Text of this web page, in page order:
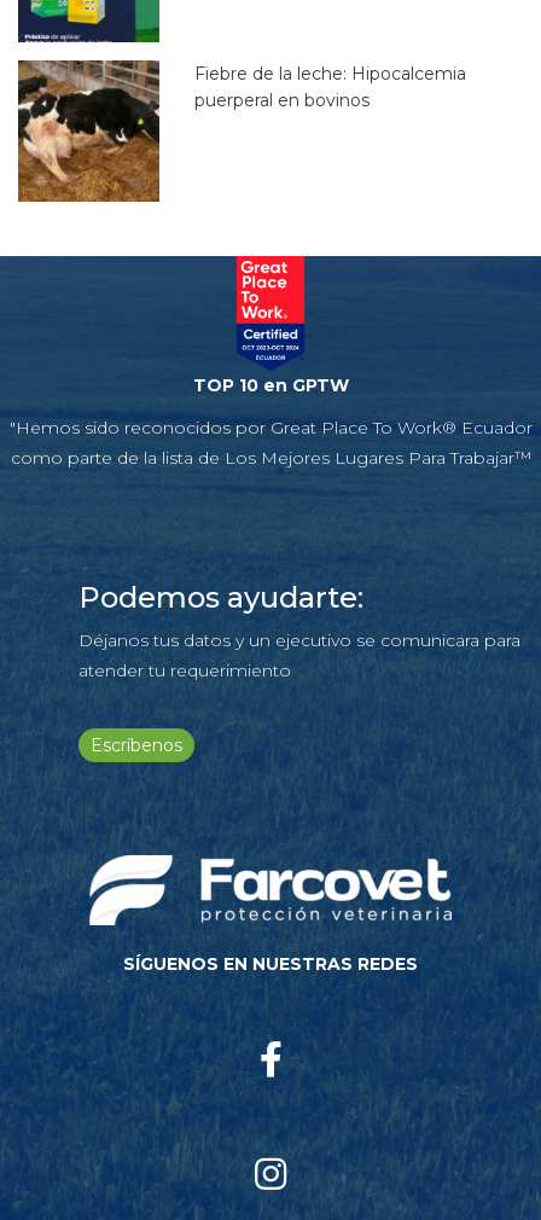
Fiebre de la leche: Hipocalcemia
puerperal en bovinos
TOP 10 en GPTW
"Hemos sido reconocidos por Great Place To Work® Ecuador
como parte de la lista de Los Mejores Lugares Para Trabajar™
Podemos ayudarte:
Déjanos tus datos y un ejecutivo se comunicara para
atender tu requerimiento
Escríbenos
SÍGUENOS EN NUESTRAS REDES